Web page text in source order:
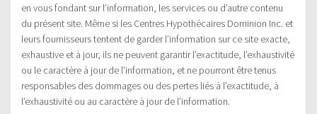
en vous fondant sur l’information, les services ou d’autre contenu
du présent site. Même si les Centres Hypothécaires Dominion Inc. et
leurs fournisseurs tentent de garder l’information sur ce site exacte,
exhaustive et à jour, ils ne peuvent garantir l’exactitude, l’exhaustivité
ou le caractère à jour de l’information, et ne pourront être tenus
responsables des dommages ou des pertes liés à l’exactitude, à
l’exhaustivité ou au caractère à jour de l’information.